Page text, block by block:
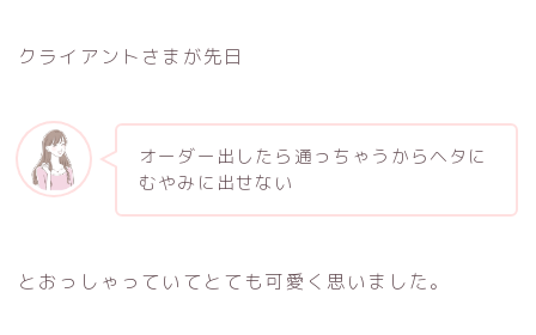
クライアントさまが先日
オーダー出したら通っちゃうからヘタに
むやみに出せない
とおっしゃっていてとても可愛く思いました。